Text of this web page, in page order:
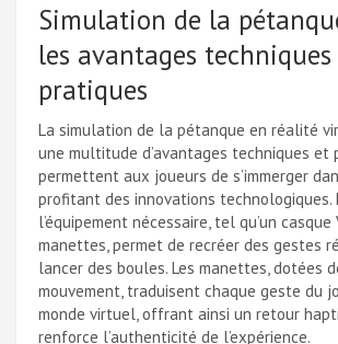
Simulation de la
les avantages
pratiques
La simulation de la pétanque en réalité
une multitude d’avantages techniques et
permettent aux joueurs de s’immerger
profitant des innovations technologiques.
l’équipement nécessaire, tel qu’un casque
manettes, permet de recréer des gestes
lancer des boules. Les manettes, dotées
mouvement, traduisent chaque geste du
monde virtuel, offrant ainsi un retour
renforce l’authenticité de l’expérience.